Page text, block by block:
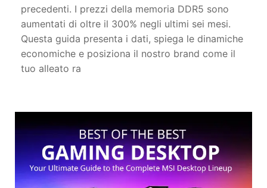
precedenti. I prezzi della memoria DDR5 sono
aumentati di oltre il 300% negli ultimi sei mesi.
Questa guida presenta i dati, spiega le dinamiche
economiche e posiziona il nostro brand come il
tuo alleato ra